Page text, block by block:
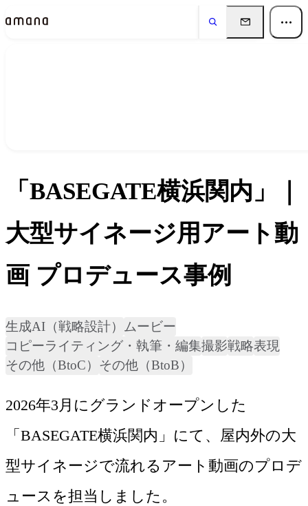
「BASEGATE横浜関内」｜
大型サイネージ用アート動
画 プロデュース事例
生成AI（戦略設計）
ムービー
コピーライティング・執筆・編集撮影戦略表現
その他（BtoC） その他（BtoB）
2026年3月にグランドオープンした
「BASEGATE横浜関内」にて、屋内外の大
型サイネージで流れるアート動画のプロデ
ュースを担当しました。